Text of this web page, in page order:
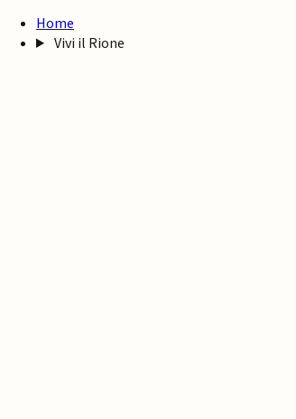
Home
Vivi il Rione